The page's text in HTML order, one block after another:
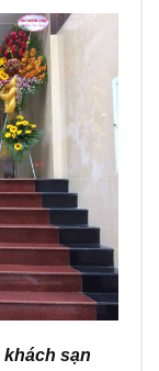
khách sạn